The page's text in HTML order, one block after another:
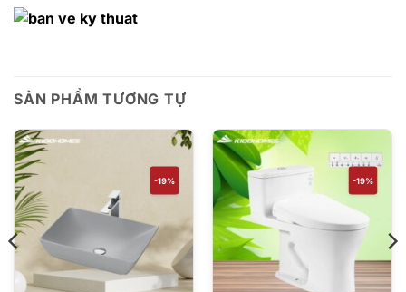
SẢN PHẨM TƯƠNG TỰ
-19% -19%